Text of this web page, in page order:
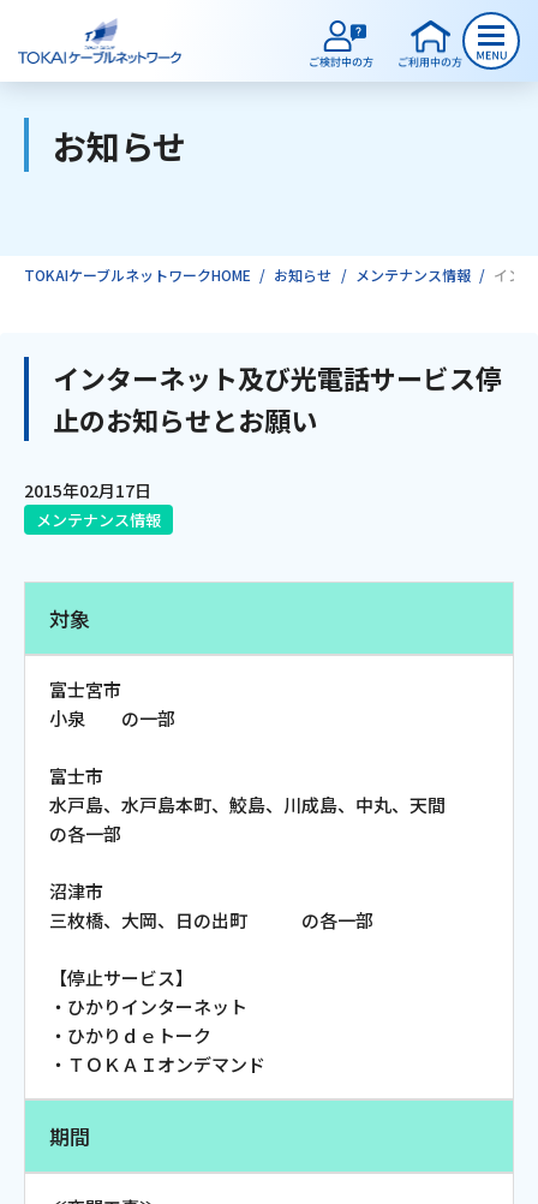
ご検討中のお客様
インターネット
電話
動画配信
おトクな情報 料金案内
お電話でのお問い合わせ
お知らせ
TOKAIケーブルネットワークHOME お知らせ メンテナンス情報 イン
インターネット及び光電話サービス停
止のお知らせとお願い
2015年02月17日
メンテナンス情報
対象
富士宮市
小泉 の一部
富士市
水戸島、水戸島本町、鮫島、川成島、中丸、天間
の各一部
沼津市
三枚橋、大岡、日の出町 の各一部
【停止サービス】
・ひかりインターネット
・ひかりｄｅトーク
・ＴＯＫＡＩオンデマンド
期間